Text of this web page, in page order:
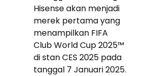
Hisense akan menjadi
merek pertama yang
menampilkan FIFA
Club World Cup 2025™
di stan CES 2025 pada
tanggal 7 Januari 2025.